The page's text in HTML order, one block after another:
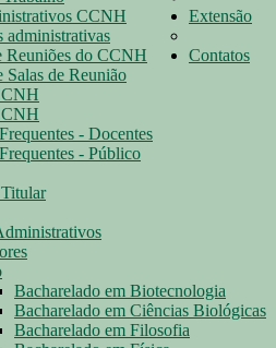
CCNH
administrativas
Reuniões do CCNH
Salas de Reunião
- Docentes
- Público
Bacharelado em Biotecnologia
Bacharelado em Ciências Biológicas
Bacharelado em Filosofia
Extensão
Contatos